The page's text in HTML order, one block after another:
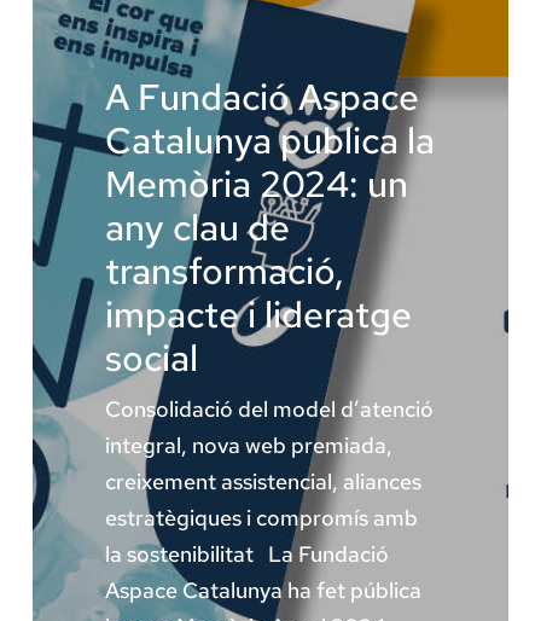
La Fundació
Àmbit Salut
Àmbit Social
Àmbit Educatiu
A Fundació Aspace
Catalunya publica la
Memòria 2024: un
any clau de
transformació,
impacte i lideratge
social
Consolidació del model d’atenció
integral, nova web premiada,
creixement assistencial, aliances
estratègiques i compromís amb
la sostenibilitat La Fundació
Aspace Catalunya ha fet pública